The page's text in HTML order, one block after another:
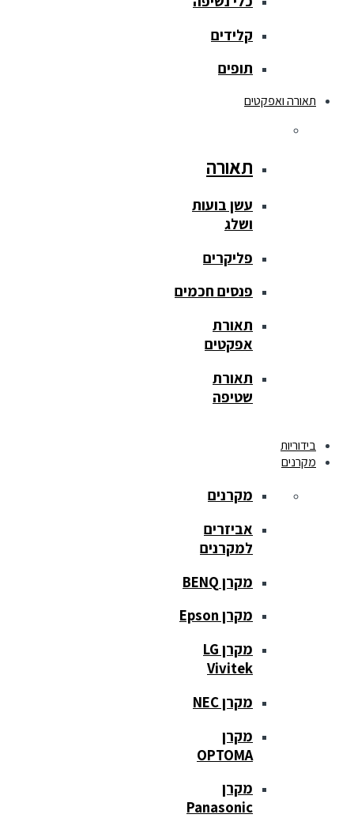
קלידים
תופים
תאורה ואפקטים
תאורה
עשן בועות
ושלג
פליקרים
פנסים חכמים
תאורת
אפקטים
תאורת
שטיפה
בידוריות
מקרנים
מקרנים
אביזרים
למקרנים
מקרן BENQ
מקרן Epson
מקרן LG
Vivitek
מקרן NEC
מקרן
OPTOMA
מקרן
Panasonic